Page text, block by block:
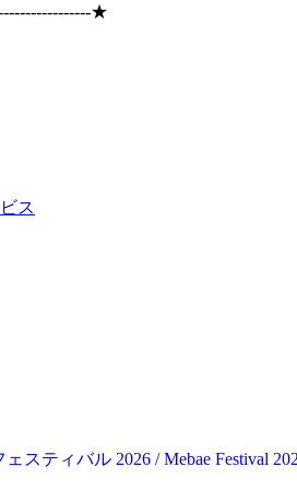
★
ス
スティバル 2026 / Mebae Festival